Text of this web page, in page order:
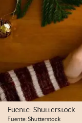
Fuente: Shutterstock
Fuente: Shutterstock